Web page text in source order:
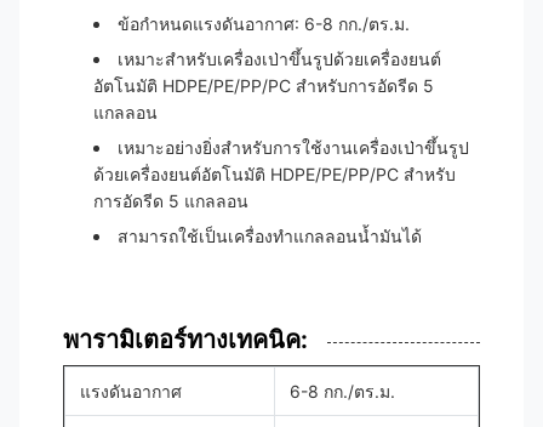
ข้อกำหนดแรงดันอากาศ: 6-8 กก./ตร.ม.
เหมาะสำหรับเครื่องเป่าขึ้นรูปด้วยเครื่องยนต์
อัตโนมัติ HDPE/PE/PP/PC สำหรับการอัดรีด 5
แกลลอน
เหมาะอย่างยิ่งสำหรับการใช้งานเครื่องเป่าขึ้นรูป
ด้วยเครื่องยนต์อัตโนมัติ HDPE/PE/PP/PC สำหรับ
การอัดรีด 5 แกลลอน
สามารถใช้เป็นเครื่องทำแกลลอนน้ำมันได้
พารามิเตอร์ทางเทคนิค:
แรงดันอากาศ 6-8 กก./ตร.ม.